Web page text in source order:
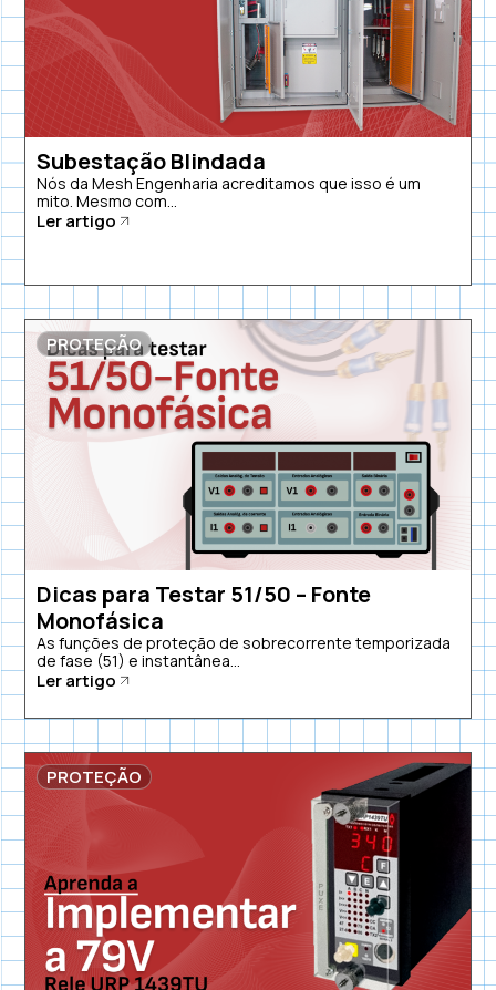
Subestação Blindada
Nós da Mesh Engenharia acreditamos que isso é um
mito. Mesmo com...
Ler artigo
PROTEÇÃO
Dicas para Testar 51/50 – Fonte
Monofásica
As funções de proteção de sobrecorrente temporizada
de fase (51) e instantânea...
Ler artigo
PROTEÇÃO